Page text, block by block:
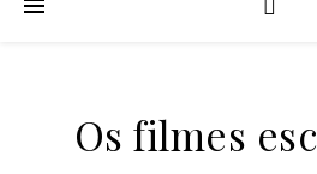
Os filmes